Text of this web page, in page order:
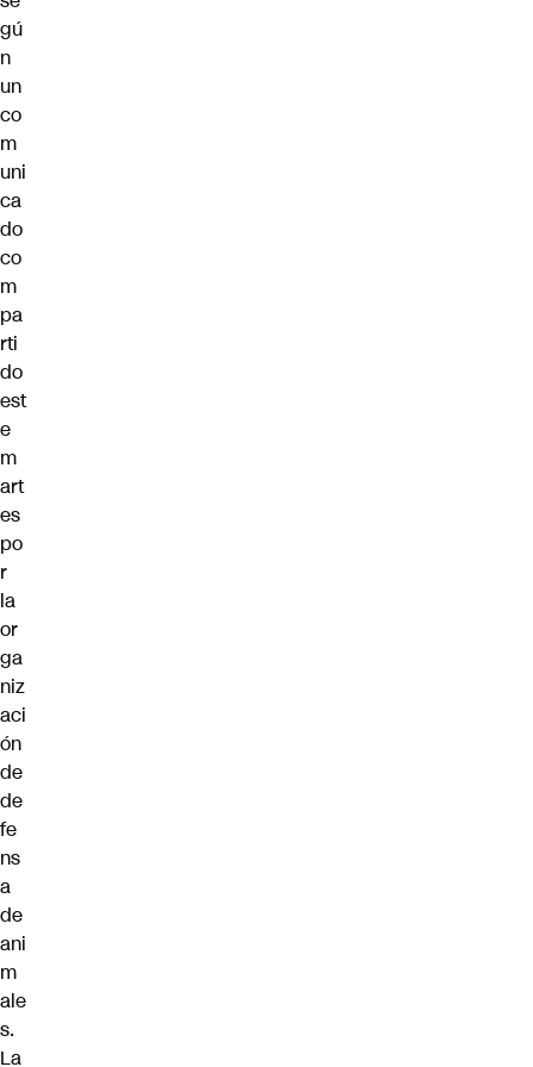
gú
n
un
co
m
uni
ca
do
co
m
pa
rti
do
est
e
m
art
es
po
r
la
or
ga
niz
aci
ón
de
de
fe
ns
a
de
ani
m
ale
s.
La